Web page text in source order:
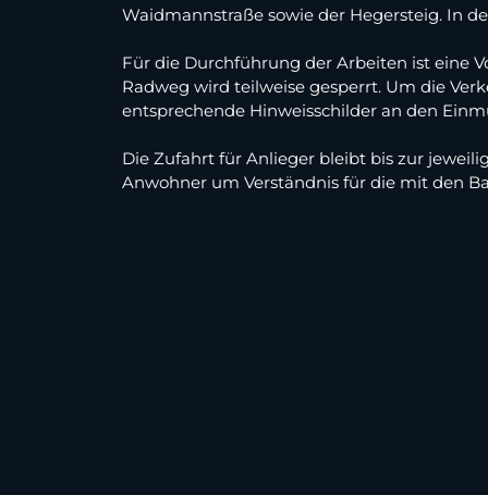
Waidmannstraße sowie der Hegersteig. In
Für die Durchführung der Arbeiten ist eine
Radweg wird teilweise gesperrt. Um die
entsprechende Hinweisschilder an den
Die Zufahrt für Anlieger bleibt bis zur
Anwohner um Verständnis für die mit den